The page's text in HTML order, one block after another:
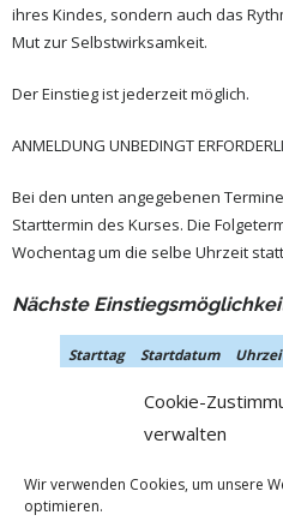
Cookie-
verwalten
Wir verwenden Cookies, um unsere
optimieren.
ihres Kindes, sondern auch das
Mut zur Selbstwirksamkeit.
Der Einstieg ist jederzeit möglich.
ANMELDUNG UNBEDINGT
Bei den unten angegebenen
Starttermin des Kurses. Die
Wochentag um die selbe Uhrzeit
Nächste
Starttag Startdatum
14.09.2026
16:30